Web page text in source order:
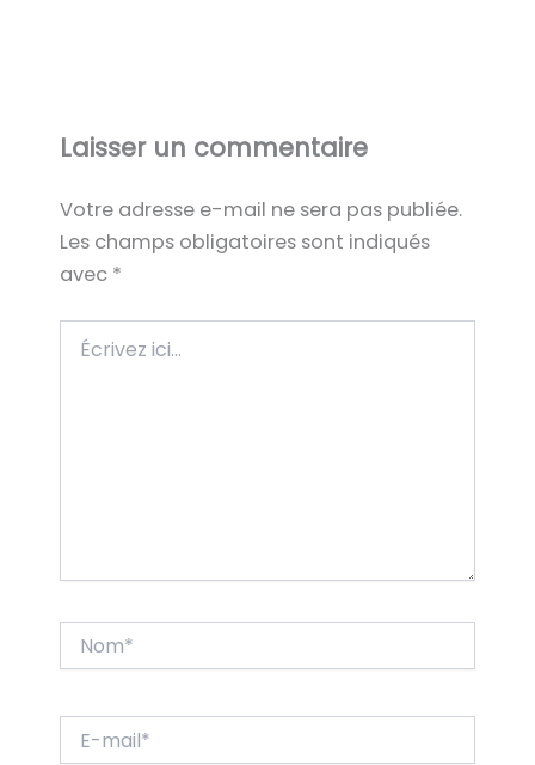
Laisser un commentaire
Votre adresse e-mail ne sera pas publiée.
Les champs obligatoires sont indiqués
avec *
ici…
mail*